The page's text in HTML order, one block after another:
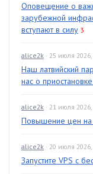
Оповещение о
зарубежной
вступают в силу 3
alice2k · 25 июля
Наш латвийский
нас о
alice2k · 21 июля
Повышение цен на
alice2k · 20 июля
Запустите VPS с